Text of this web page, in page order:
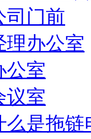
司门前
理办公室
公室
议室
么是拖链